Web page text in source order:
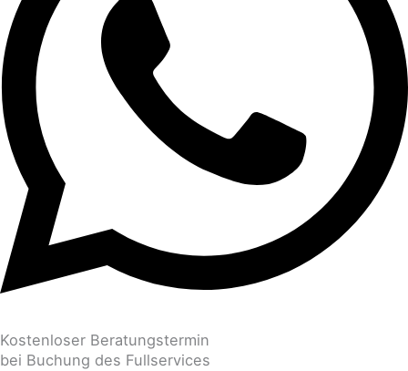
Kostenloser Beratungstermin
bei Buchung des Fullservices